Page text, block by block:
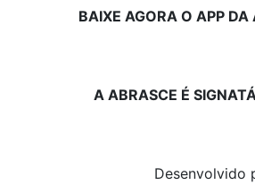
BAIXE AGORA O APP DA
A ABRASCE É
Desenvolvido